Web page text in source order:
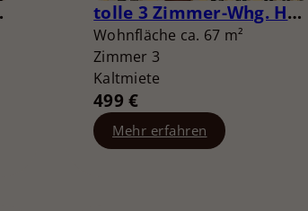
tolle 3 Zimmer-Whg. Hochparterre
Wohnfläche ca. 67 m²
Zimmer 3
Kaltmiete
499 €
Mehr erfahren